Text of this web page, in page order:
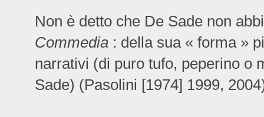
Non è detto che De Sade non
Commedia : della sua « forma »
narrativi (di puro tufo, peperino o
Sade) (Pasolini [1974] 1999,